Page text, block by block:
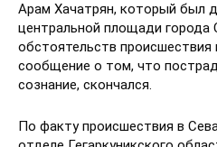
Арам Хачатрян, который был
центральной площади города
обстоятельств
сообщение о том, что
сознание, скончался.
По факту происшествия в